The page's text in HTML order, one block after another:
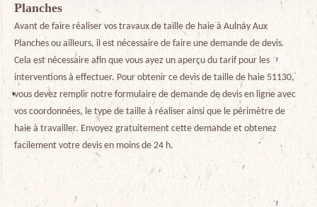
Planches
Avant de faire réaliser vos travaux de taille de haie à Aulnay Aux
Planches ou ailleurs, il est nécessaire de faire une demande de devis.
Cela est nécessaire afin que vous ayez un aperçu du tarif pour les
interventions à effectuer. Pour obtenir ce devis de taille de haie 51130,
vous devez remplir notre formulaire de demande de devis en ligne avec
vos coordonnées, le type de taille à réaliser ainsi que le périmètre de
haie à travailler. Envoyez gratuitement cette demande et obtenez
facilement votre devis en moins de 24 h.